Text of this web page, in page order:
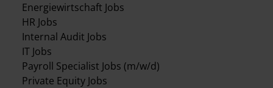
Energiewirtschaft Jobs
HR Jobs
Internal Audit Jobs
IT Jobs
Payroll Specialist Jobs (m/w/d)
Private Equity Jobs